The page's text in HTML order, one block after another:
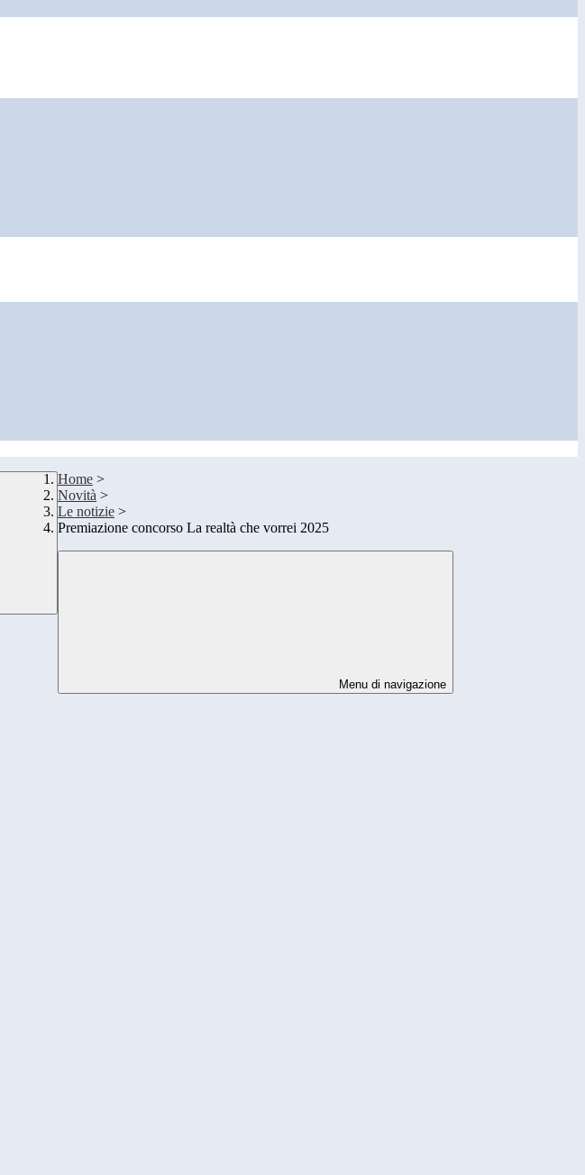
Home >
Novità >
Le notizie >
Premiazione concorso La realtà che vorrei 2025
Menu di navigazione